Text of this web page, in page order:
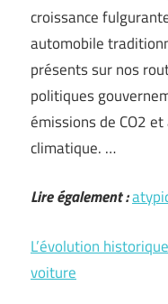
croissance
automobile
présents sur nos
politiques
émissions de CO2
climatique. …
Lire également :
L’évolution
voiture